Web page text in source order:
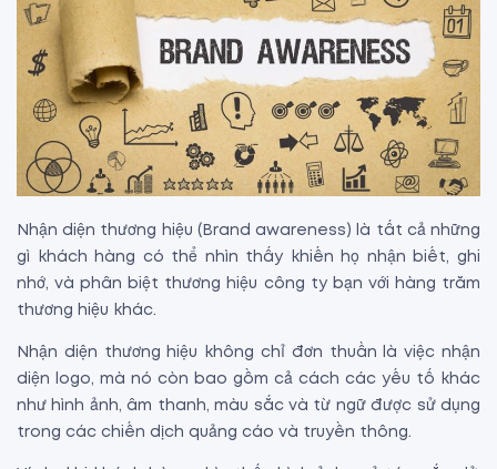
Nhận diện thương hiệu (Brand awareness) là tất cả những
gì khách hàng có thể nhìn thấy khiến họ nhận biết, ghi
nhớ, và phân biệt thương hiệu công ty bạn với hàng trăm
thương hiệu khác.
Nhận diện thương hiệu không chỉ đơn thuần là việc nhận
diện logo, mà nó còn bao gồm cả cách các yếu tố khác
như hình ảnh, âm thanh, màu sắc và từ ngữ được sử dụng
trong các chiến dịch quảng cáo và truyền thông.